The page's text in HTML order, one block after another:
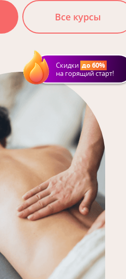
Все курсы
Скидки до 60%
на горящий старт!